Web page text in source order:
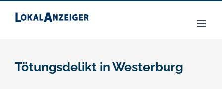
Inhalt
Tötungsdelikt in Westerburg